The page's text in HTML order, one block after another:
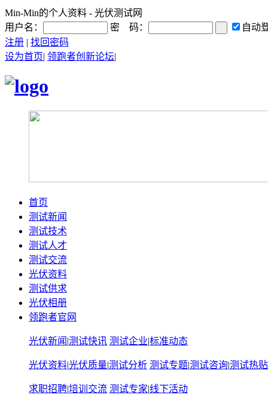
Min-Min的个人资料 - 光伏测试网
用户名：
密 码：
自动
注册 | 找回密码
设为首页| 领跑者创新论坛|
首页
测试新闻
测试技术
测试人才
测试交流
光伏资料
测试供求
光伏相册
领跑者官网
光伏新闻 |测试快讯 测试企业|标准动态
光伏资料|光伏质量|测试分析 测试专题|测试咨询|测试热贴
求职招聘|培训交流 测试专家|线下活动